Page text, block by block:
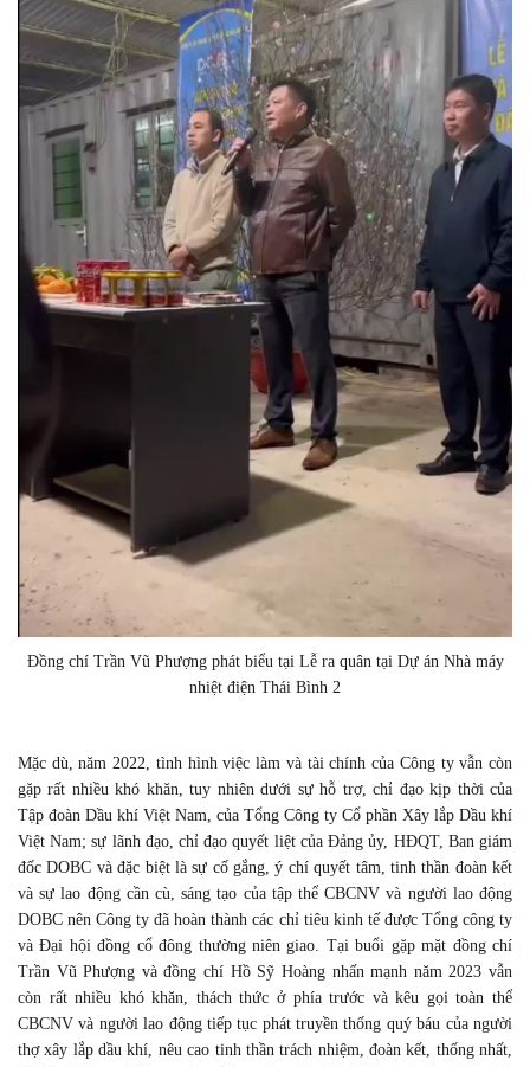
Đồng chí Trần Vũ Phượng phát biểu tại Lễ ra quân tại Dự án Nhà máy
nhiệt điện Thái Bình 2
Mặc dù, năm 2022, tình hình việc làm và tài chính của Công ty vẫn còn
gặp rất nhiều khó khăn, tuy nhiên dưới sự hỗ trợ, chỉ đạo kịp thời của
Tập đoàn Dầu khí Việt Nam, của Tổng Công ty Cổ phần Xây lắp Dầu khí
Việt Nam; sự lãnh đạo, chỉ đạo quyết liệt của Đảng ủy, HĐQT, Ban giám
đốc DOBC và đặc biệt là sự cố gắng, ý chí quyết tâm, tinh thần đoàn kết
và sự lao động cần cù, sáng tạo của tập thể CBCNV và người lao động
DOBC nên Công ty đã hoàn thành các chỉ tiêu kinh tế được Tổng công ty
và Đại hội đồng cổ đông thường niên giao. Tại buổi gặp mặt đồng chí
Trần Vũ Phượng và đồng chí Hồ Sỹ Hoàng nhấn mạnh năm 2023 vẫn
còn rất nhiều khó khăn, thách thức ở phía trước và kêu gọi toàn thể
CBCNV và người lao động tiếp tục phát truyền thống quý báu của người
thợ xây lắp dầu khí, nêu cao tinh thần trách nhiệm, đoàn kết, thống nhất,